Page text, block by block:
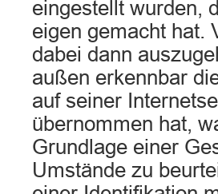
eingestellt wurden,
eigen gemacht hat.
dabei dann
außen erkennbar
auf seiner
übernommen hat,
Grundlage einer
Umstände zu